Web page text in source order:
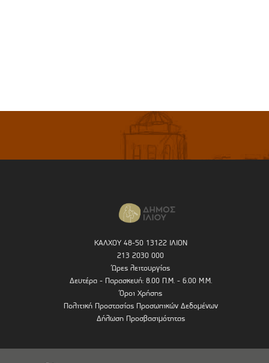
ΚΑΛΧΟΥ 48-50 13122 ΙΛΙΟΝ
213 2030 000
Ώρες λειτουργίας
Δευτέρα - Παρασκευή: 8.00 Π.Μ. - 6.00 Μ.Μ.
Όροι Χρήσης
Πολιτική Προστασίας Προσωπικών Δεδομένων
Δήλωση Προσβασιμότητας